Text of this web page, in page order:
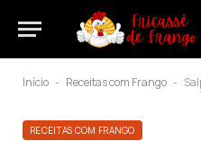
Início - Receitas com Frango -
RECEITAS COM FRANGO